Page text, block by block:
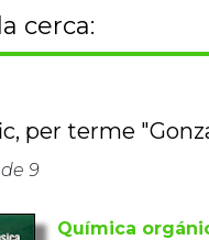
cerca:
per terme
9
Química